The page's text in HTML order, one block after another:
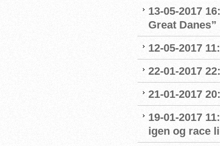
13-05-2017
Great Danes”
12-05-2017
22-01-2017
21-01-2017
19-01-2017
igen og race